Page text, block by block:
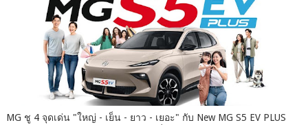
MG ชู 4 จุดเด่น "ใหญ่ - เย็น - ยาว - เยอะ" กับ New MG S5 EV PLUS